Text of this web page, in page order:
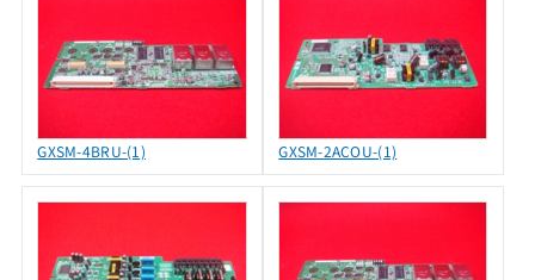
GXSM-4BRU-(1) GXSM-2ACOU-(1)